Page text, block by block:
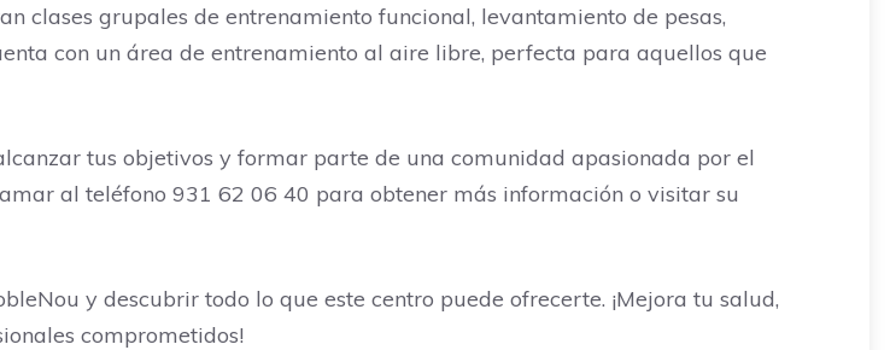
clases grupales de entrenamiento funcional, levantamiento de pesas,
con un área de entrenamiento al aire libre, perfecta para aquellos que
tus objetivos y formar parte de una comunidad apasionada por el
al teléfono 931 62 06 40 para obtener más información o visitar su
y descubrir todo lo que este centro puede ofrecerte. ¡Mejora tu salud,
comprometidos!